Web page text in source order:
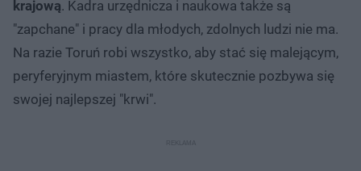
krajową. Kadra urzędnicza i naukowa także są
"zapchane" i pracy dla młodych, zdolnych ludzi nie ma.
Na razie Toruń robi wszystko, aby stać się malejącym,
peryferyjnym miastem, które skutecznie pozbywa się
swojej najlepszej "krwi".